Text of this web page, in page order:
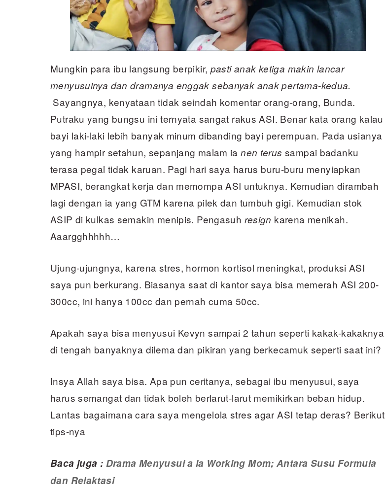
Mungkin para ibu langsung berpikir, pasti anak ketiga makin lancar
menyusuinya dan dramanya enggak sebanyak anak pertama-kedua.
Sayangnya, kenyataan tidak seindah komentar orang-orang, Bunda.
Putraku yang bungsu ini ternyata sangat rakus ASI. Benar kata orang kalau
bayi laki-laki lebih banyak minum dibanding bayi perempuan. Pada usianya
yang hampir setahun, sepanjang malam ianen terussampai badanku
terasa pegal tidak karuan. Pagi hari saya harus buru-buru menyiapkan
MPASI, berangkat kerja dan memompa ASI untuknya. Kemudian dirambah
lagi dengan ia yang GTM karena pilek dan tumbuh gigi. Kemudian stok
ASIP di kulkas semakin menipis. Pengasuh resign karena menikah.
Aaargghhhhh…
Ujung-ujungnya, karena stres, hormon kortisol meningkat, produksi ASI
saya pun berkurang. Biasanya saat di kantor saya bisa memerah ASI 200-
300cc, ini hanya 100cc dan pernah cuma 50cc.
Apakah saya bisa menyusui Kevyn sampai 2 tahun seperti kakak-kakaknya
di tengah banyaknya dilema dan pikiran yang berkecamuk seperti saat ini?
Insya Allah saya bisa. Apa pun ceritanya, sebagai ibu menyusui, saya
harus semangat dan tidak boleh berlarut-larut memikirkan beban hidup.
Lantas bagaimana cara saya mengelola stres agar ASI tetap deras? Berikut
tips-nya
Baca juga : Drama Menyusui a la Working Mom; Antara Susu Formula
dan Relaktasi